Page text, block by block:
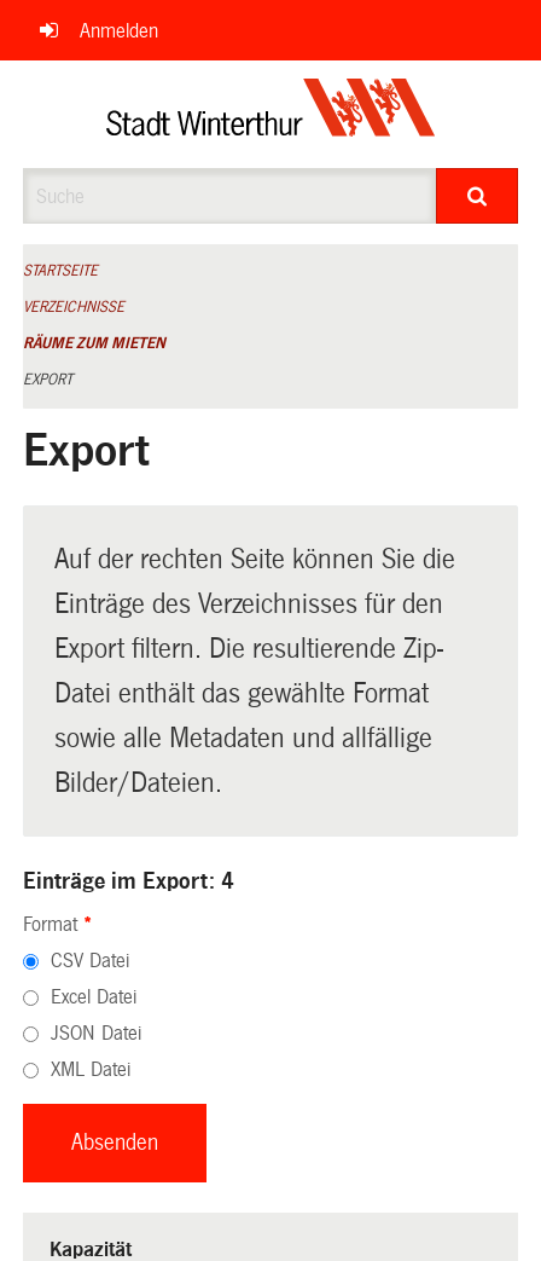
Navigation
überspringen
Anmelden
STARTSEITE
VERZEICHNISSE
RÄUME ZUM MIETEN
EXPORT
Export
Auf der rechten Seite können Sie die
Einträge des Verzeichnisses für den
Export filtern. Die resultierende Zip-
Datei enthält das gewählte Format
sowie alle Metadaten und allfällige
Bilder/Dateien.
Einträge im Export: 4
Format *
CSV Datei
Excel Datei
JSON Datei
XML Datei
Kapazität